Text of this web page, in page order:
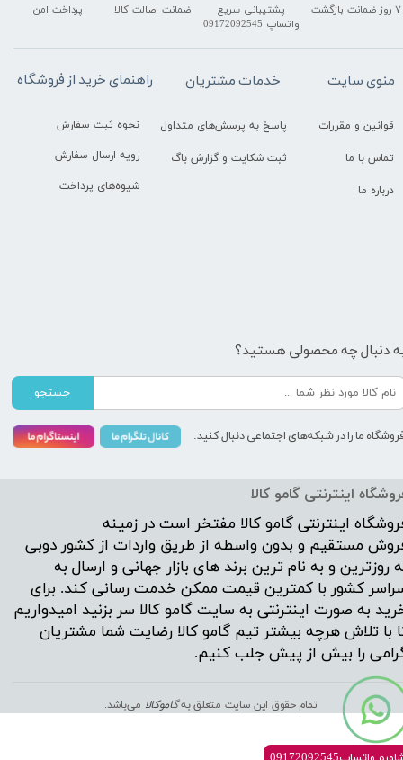
اینترنتی گامو کالا
اینترنتی گامو کالا مفتخر است در زمینه
مستقیم و بدون واسطه از طریق واردات از کشور دوبی
روزترین و به نام ترین برند های بازار جهانی و ارسال به
کشور با کمترین قیمت ممکن خدمت رسانی کند. برای
به صورت اینترنتی به سایت گامو کالا سر بزنید امیدواریم
با تلاش هرچه بیشتر تیم گامو کالا رضایت شما مشتریان
را بیش از پیش جلب کنیم.
تمام حقوق این سایت متعلق بهگاموکالا می‌باشد.
پشتیبانی سریع
واتساپ 09172092545
پرداخت امن ۷ روز ضمانت بازگشت ضمانت اصالت کالا
راهنمای خرید از فروشگاه
نحوه ثبت سفارش
رویه ارسال سفارش
شیوه‌های پرداخت
خدمات مشتریان
پاسخ به پرسش‌های متداول
ثبت شکایت و گزارش باگ
منوی سایت
قوانین و مقررات
تماس با ما
درباره ما
دنبال چه محصولی هستید؟
جستجو
ما را در شبکه‌های اجتماعی دنبال کنید: